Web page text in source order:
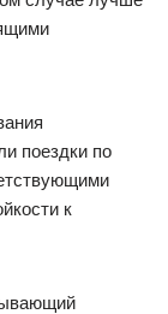
поездки по
к